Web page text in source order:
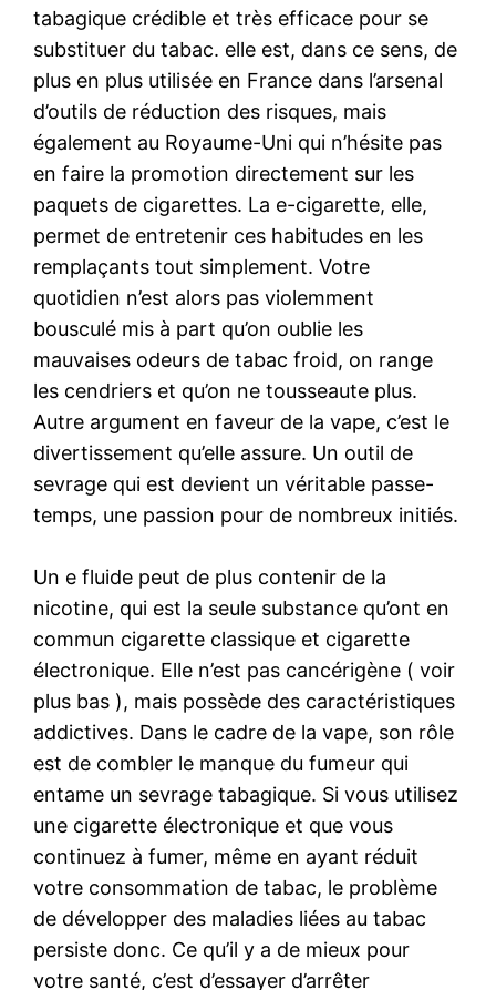
tabagique crédible et très efficace pour se
substituer du tabac. elle est, dans ce sens, de
plus en plus utilisée en France dans l’arsenal
d’outils de réduction des risques, mais
également au Royaume-Uni qui n’hésite pas
en faire la promotion directement sur les
paquets de cigarettes. La e-cigarette, elle,
permet de entretenir ces habitudes en les
remplaçants tout simplement. Votre
quotidien n’est alors pas violemment
bousculé mis à part qu’on oublie les
mauvaises odeurs de tabac froid, on range
les cendriers et qu’on ne tousseaute plus.
Autre argument en faveur de la vape, c’est le
divertissement qu’elle assure. Un outil de
sevrage qui est devient un véritable passe-
temps, une passion pour de nombreux initiés.
Un e fluide peut de plus contenir de la
nicotine, qui est la seule substance qu’ont en
commun cigarette classique et cigarette
électronique. Elle n’est pas cancérigène ( voir
plus bas ), mais possède des caractéristiques
addictives. Dans le cadre de la vape, son rôle
est de combler le manque du fumeur qui
entame un sevrage tabagique. Si vous utilisez
une cigarette électronique et que vous
continuez à fumer, même en ayant réduit
votre consommation de tabac, le problème
de développer des maladies liées au tabac
persiste donc. Ce qu’il y a de mieux pour
votre santé, c’est d’essayer d’arrêter